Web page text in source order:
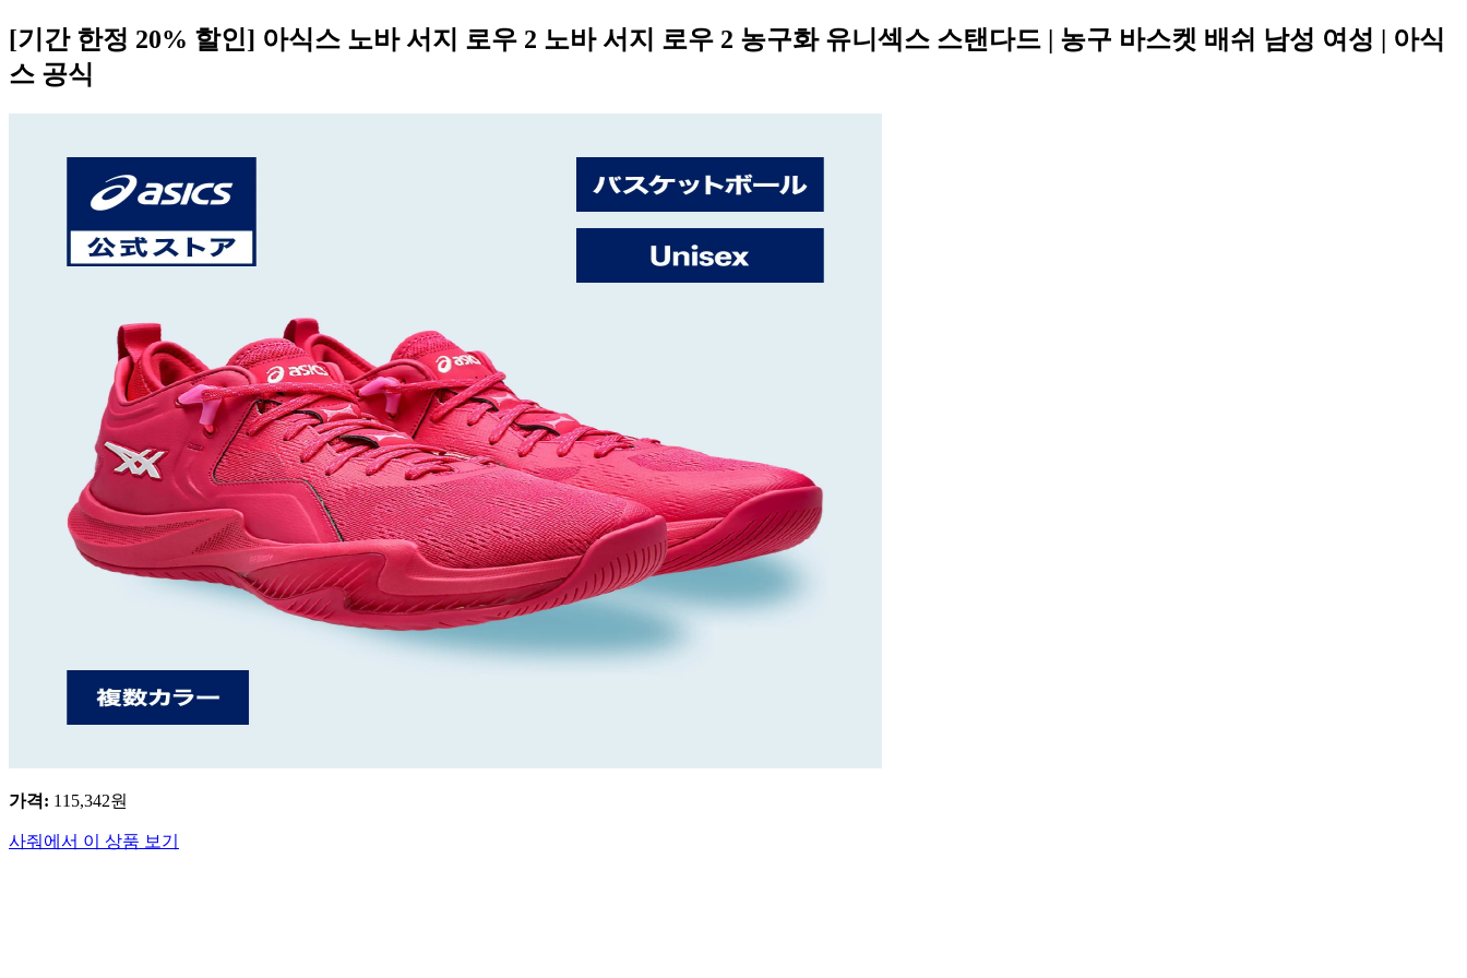
[기간 한정 20% 할인] 아식스 노바 서지 로우 2 노바 서지 로우 2 농구화 유니섹스 스탠다드 | 농구 바스켓 배쉬 남성 여성 | 아식
스 공식
가격: 115,342원
사줘에서 이 상품 보기